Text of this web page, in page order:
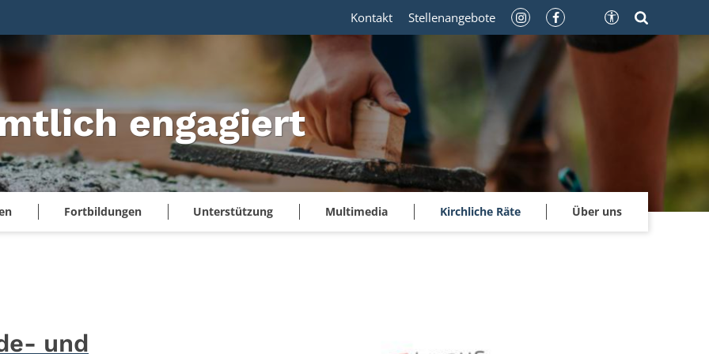
engagiert
Fortbildungen Unterstützung Multimedia Kirchliche Räte Über uns
Kontakt Stellenangebote
und